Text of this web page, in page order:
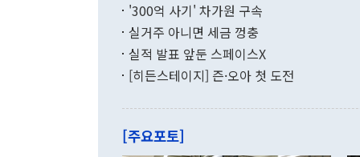
"우리의 선
관은 업무
이 9월 러시
기록했지만
로 전환됐다.
는 배당수입
'300억 사기' 차가원 구속
실거주 아니면 세금 껑충
실적 발표 앞둔 스페이스X
[히든스테이지] 즌·오아 첫 도전
[주요포토]